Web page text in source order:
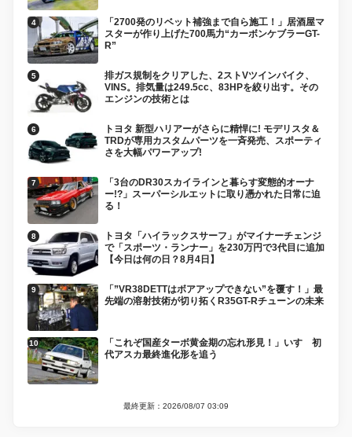
「2700発のリベット補強まで自ら施工！」居酒屋マ
スターが作り上げた700馬力“カーボンケブラーGT-
R”
排ガス規制をクリアした、2ストVツインバイク、
VINS。排気量は249.5cc、83HPを絞り出す。その
エンジンの技術とは
トヨタ 新型ハリアーがさらに精悍に! モデリスタ＆
TRDが専用カスタムパーツを一斉発売、スポーティ
さを大幅パワーアップ!
「3台のDR30スカイラインと暮らす変態的オーナ
ー!?」スーパーシルエットに取り憑かれた日常に迫
る！
トヨタ「ハイラックスサーフ」がマイナーチェンジ
で「スポーツ・ランナー」を230万円で3代目に追加
【今日は何の日？8月4日】
「”VR38DETTはボアアップできない”を覆す！」最
先端の溶射技術が切り拓くR35GT-Rチューンの未来
「これぞ国産ターボ黄金期の忘れ形見！」いすゞ初
代アスカ最終進化形を追う
最終更新：2026/08/07 03:09